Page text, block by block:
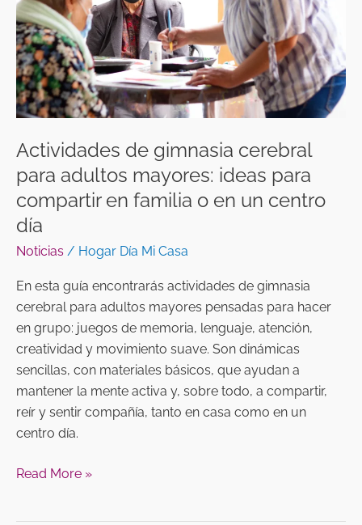
Actividades de gimnasia cerebral
para adultos mayores: ideas para
compartir en familia o en un centro
día
Noticias / Hogar Día Mi Casa
En esta guía encontrarás actividades de gimnasia
cerebral para adultos mayores pensadas para hacer
en grupo: juegos de memoria, lenguaje, atención,
creatividad y movimiento suave. Son dinámicas
sencillas, con materiales básicos, que ayudan a
mantener la mente activa y, sobre todo, a compartir,
reír y sentir compañía, tanto en casa como en un
centro día.
adultos
mayores:
ideas
para
compartir
en
familia
o
en
un
centro
día
Read More »